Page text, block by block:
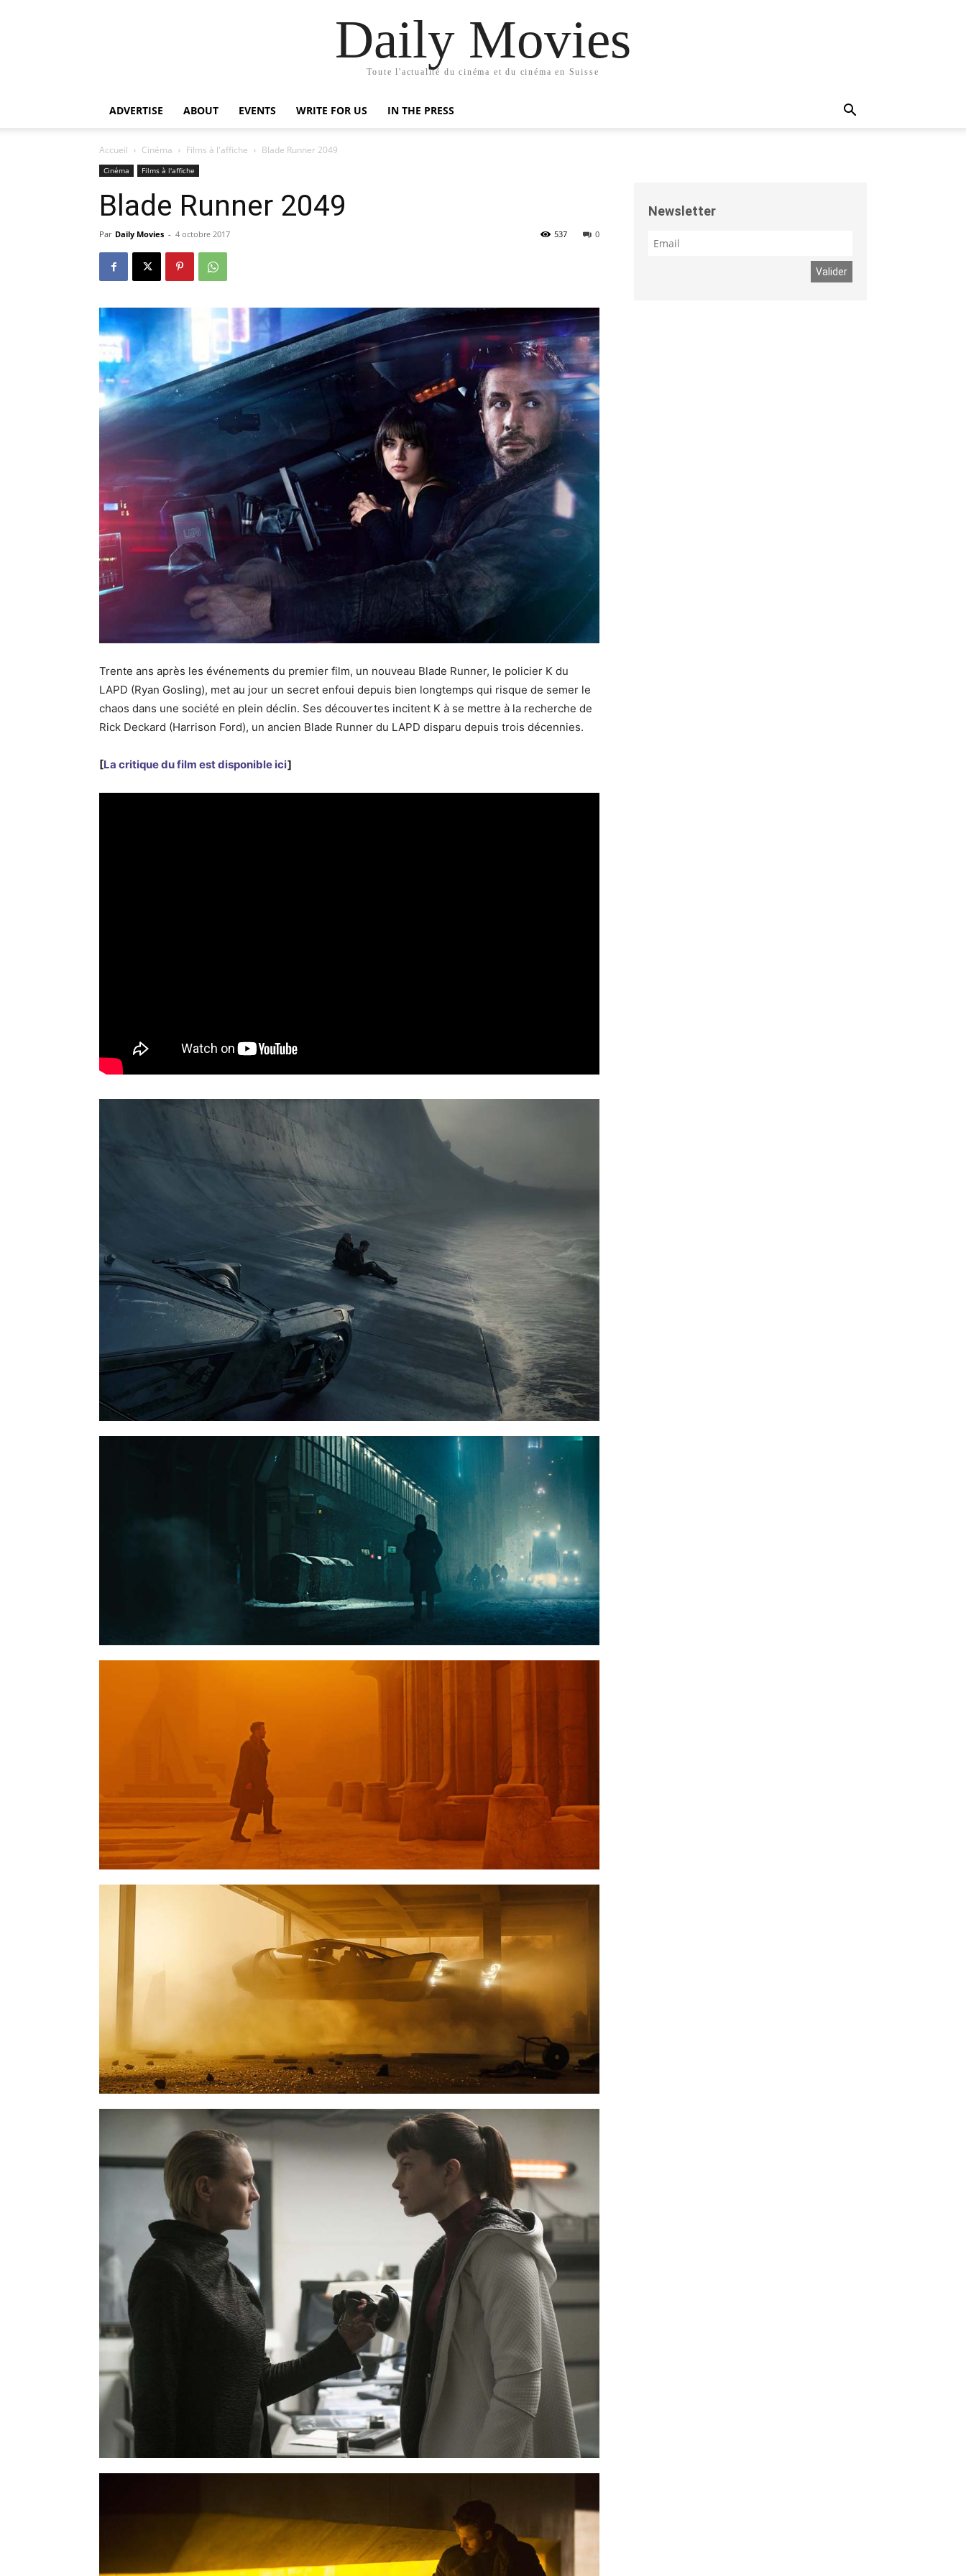
Daily Movies
Toute l'actualité du cinéma et du cinéma en Suisse
ADVERTISE ABOUT EVENTS WRITE FOR US IN THE PRESS
Accueil Cinéma Films à l'affiche Blade Runner 2049
Cinéma Films à l'affiche
Blade Runner 2049
Par Daily Movies - 4 octobre 2017 0
537
Trente ans après les événements du premier film, un nouveau Blade Runner, le policier K du
LAPD (Ryan Gosling), met au jour un secret enfoui depuis bien longtemps qui risque de semer le
chaos dans une société en plein déclin. Ses découvertes incitent K à se mettre à la recherche de
Rick Deckard (Harrison Ford), un ancien Blade Runner du LAPD disparu depuis trois décennies.
[La critique du film est disponible ici]
Newsletter